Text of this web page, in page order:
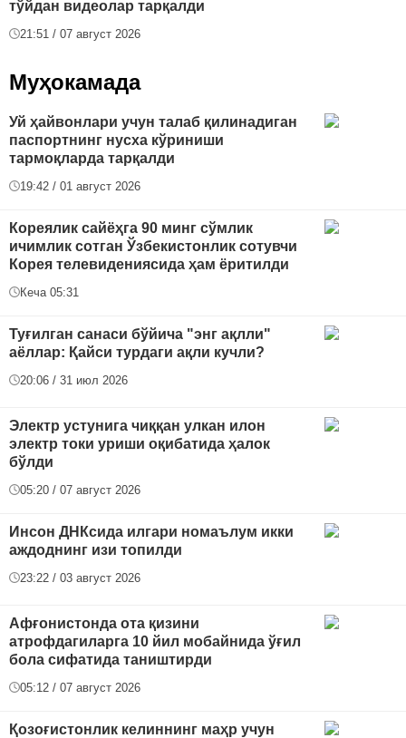
тўйдан видеолар тарқалди
21:51 / 07 август 2026
Муҳокамада
Уй ҳайвонлари учун талаб қилинадиган
паспортнинг нусха кўриниши
тармоқларда тарқалди
19:42 / 01 август 2026
Кореялик сайёҳга 90 минг сўмлик
ичимлик сотган Ўзбекистонлик сотувчи
Корея телевидениясида ҳам ёритилди
Кеча 05:31
Туғилган санаси бўйича "энг ақлли"
аёллар: Қайси турдаги ақли кучли?
20:06 / 31 июл 2026
Электр устунига чиққан улкан илон
электр токи уриши оқибатида ҳалок
бўлди
05:20 / 07 август 2026
Инсон ДНКсида илгари номаълум икки
аждоднинг изи топилди
23:22 / 03 август 2026
Афғонистонда ота қизини
атрофдагиларга 10 йил мобайнида ўғил
бола сифатида таништирди
05:12 / 07 август 2026
Қозоғистонлик келиннинг маҳр учун